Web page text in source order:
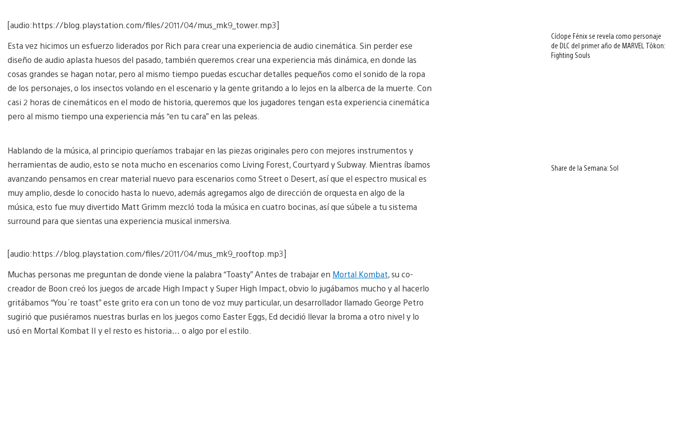
[audio:https://blog.playstation.com/files/2011/04/mus_mk9_tower.mp3]
Esta vez hicimos un esfuerzo liderados por Rich para crear una experiencia de audio cinemática. Sin perder ese
diseño de audio aplasta huesos del pasado, también queremos crear una experiencia más dinámica, en donde las
cosas grandes se hagan notar, pero al mismo tiempo puedas escuchar detalles pequeños como el sonido de la ropa
de los personajes, o los insectos volando en el escenario y la gente gritando a lo lejos en la alberca de la muerte. Con
casi 2 horas de cinemáticos en el modo de historia, queremos que los jugadores tengan esta experiencia cinemática
pero al mismo tiempo una experiencia más “en tu cara” en las peleas.
Hablando de la música, al principio queríamos trabajar en las piezas originales pero con mejores instrumentos y
herramientas de audio, esto se nota mucho en escenarios como Living Forest, Courtyard y Subway. Mientras íbamos
avanzando pensamos en crear material nuevo para escenarios como Street o Desert, así que el espectro musical es
muy amplio, desde lo conocido hasta lo nuevo, además agregamos algo de dirección de orquesta en algo de la
música, esto fue muy divertido Matt Grimm mezcló toda la música en cuatro bocinas, así que súbele a tu sistema
surround para que sientas una experiencia musical inmersiva.
[audio:https://blog.playstation.com/files/2011/04/mus_mk9_rooftop.mp3]
Muchas personas me preguntan de donde viene la palabra “Toasty” Antes de trabajar en Mortal Kombat, su co-
creador de Boon creó los juegos de arcade High Impact y Super High Impact, obvio lo jugábamos mucho y al hacerlo
gritábamos “You´re toast” este grito era con un tono de voz muy particular, un desarrollador llamado George Petro
sugirió que pusiéramos nuestras burlas en los juegos como Easter Eggs, Ed decidió llevar la broma a otro nivel y lo
usó en Mortal Kombat II y el resto es historia… o algo por el estilo.
Cíclope Fénix se revela como personaje
de DLC del primer año de MARVEL Tōkon:
Fighting Souls
Share de la Semana: Sol